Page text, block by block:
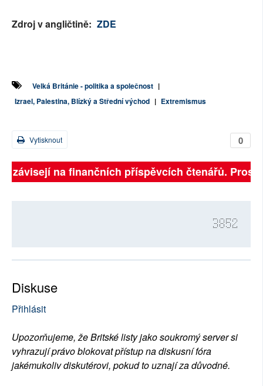
Zdroj v angličtině: ZDE
Velká Británie - politika a společnost |
Izrael, Palestina, Blízký a Střední východ | Extremismus
0
Vytisknout
závisejí na finančních příspěvcích čtenářů.
3852
Diskuse
Přihlásit
Upozorňujeme, že Britské listy jako soukromý server si
vyhrazují právo blokovat přístup na diskusní fóra
jakémukoliv diskutérovi, pokud to uznají za důvodné.